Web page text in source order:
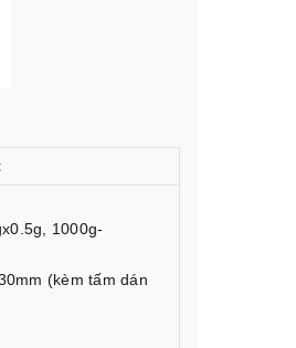
1000g-
(kèm tấm dán